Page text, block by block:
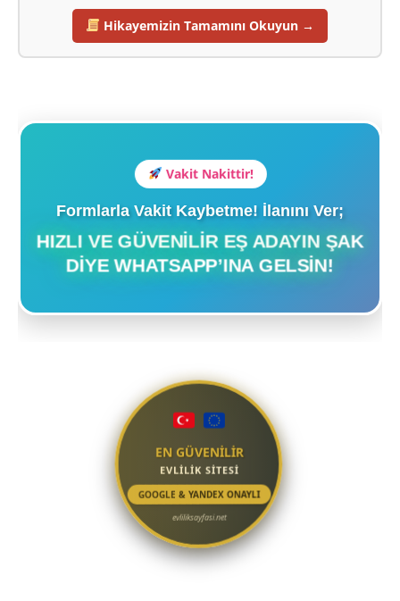
Hikayemizin Tamamını Okuyun →
Vakit Nakittir!
Formlarla Vakit Kaybetme! İlanını Ver;
HIZLI VE GÜVENILIR EŞ ADAYIN ŞAK
DIYE WHATSAPP’INA GELSIN!
EN GÜVENİLİR
EVLİLİK SİTESİ
GOOGLE & YANDEX ONAYLI
evliliksayfasi.net